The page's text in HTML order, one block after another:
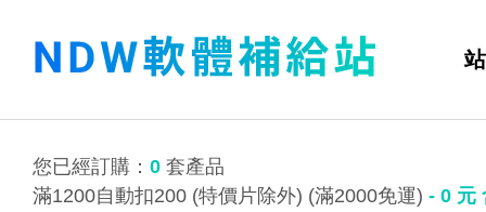
您已經訂購： 0 套產品
滿1200自動扣200 (特價片除外) (滿2000免運) - 0 元